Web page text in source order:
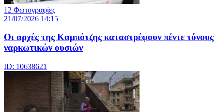
12 Φωτογραφίες
21/07/2026 14:15
Οι αρχές της Καμπότζης καταστρέφουν πέντε τόνους
ναρκωτικών ουσιών
ID: 10638621